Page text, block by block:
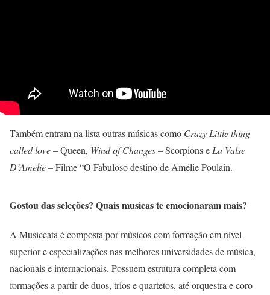
Também entram na lista outras músicas como Crazy Little thing
called love– Queen, Wind of Changes– Scorpions e La Valse
D’Amelie– Filme “O Fabuloso destino de Amélie Poulain.
Gostou das seleções? Quais musicas te emocionaram mais?
A Musiccata é composta por músicos com formação em nível
superior e especializações nas melhores universidades de música,
nacionais e internacionais. Possuem estrutura completa com
formações a partir de duos, trios e quartetos, até orquestra e coro